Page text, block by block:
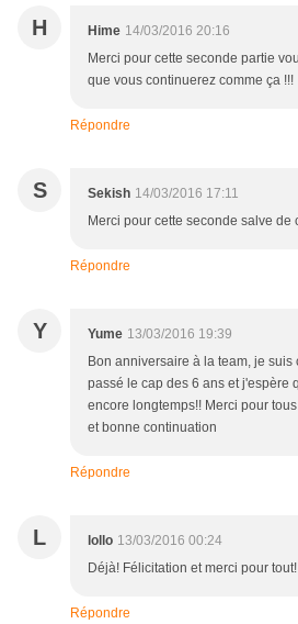
H Hime 14/03/2016 20:16
Merci pour cette seconde partie
que vous continuerez comme ça !!!
Répondre
S Sekish 14/03/2016 17:11
Merci pour cette seconde salve de
Répondre
Y Yume 13/03/2016 19:39
Bon anniversaire à la team, je
passé le cap des 6 ans et j'espère
encore longtemps!! Merci pour
et bonne continuation
Répondre
L lollo 13/03/2016 00:24
Déjà! Félicitation et merci pour tout!
Répondre